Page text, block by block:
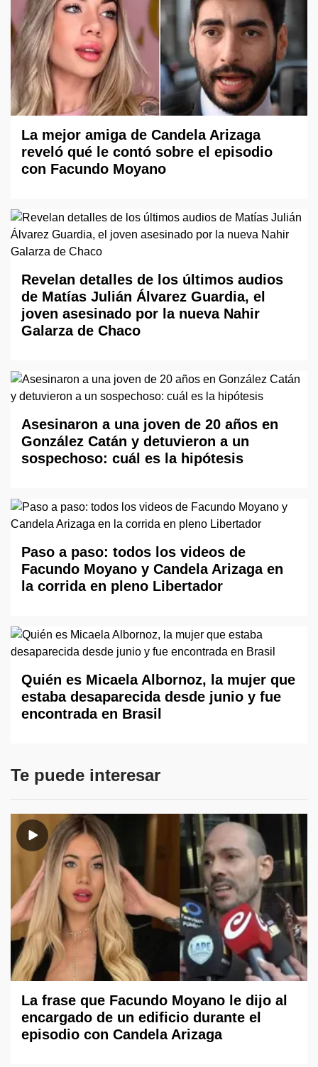
La mejor amiga de Candela Arizaga
reveló qué le contó sobre el episodio
con Facundo Moyano
Revelan detalles de los últimos audios
de Matías Julián Álvarez Guardia, el
joven asesinado por la nueva Nahir
Galarza de Chaco
Asesinaron a una joven de 20 años en
González Catán y detuvieron a un
sospechoso: cuál es la hipótesis
Paso a paso: todos los videos de
Facundo Moyano y Candela Arizaga en
la corrida en pleno Libertador
Quién es Micaela Albornoz, la mujer que
estaba desaparecida desde junio y fue
encontrada en Brasil
Te puede interesar
La frase que Facundo Moyano le dijo al
encargado de un edificio durante el
episodio con Candela Arizaga